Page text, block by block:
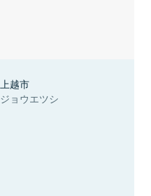
上越市
ジョウエツシ